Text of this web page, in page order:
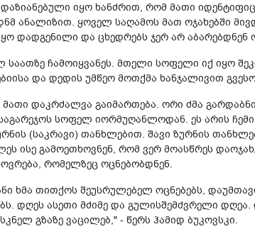
იყო ხანძრით, რომ მათი
ანალიზით. ყოველ საღამოს მათ ოჯახებში
დადგენილი და ცხედრებს ჯერ არ აბარებდნენ
საათზე ჩამოიყვანეს. მთელი სოფელი იქ იყო
და დედის უმწეო მოთქმა ხანჯალივით
მათი დაკრძალვა გაიმართება. ორი ძმა
სოფელ იორმუღანლოდან. ეს არის
(საკრავი) თანხლებით. შავი ზურნის
ისე გამოეთხოვნენ, რომ ვერ მოასწრეს
რომელზეც ოცნებობდნენ.
ხმა თითქოს შეუსრულებელ ოცნებებს,
დღეს ასეთი მძიმე და გულისშემძვრელი დღეა.
გზაზე ვაცილებ," - წერს ჰამიდ ბუკოვსკი.